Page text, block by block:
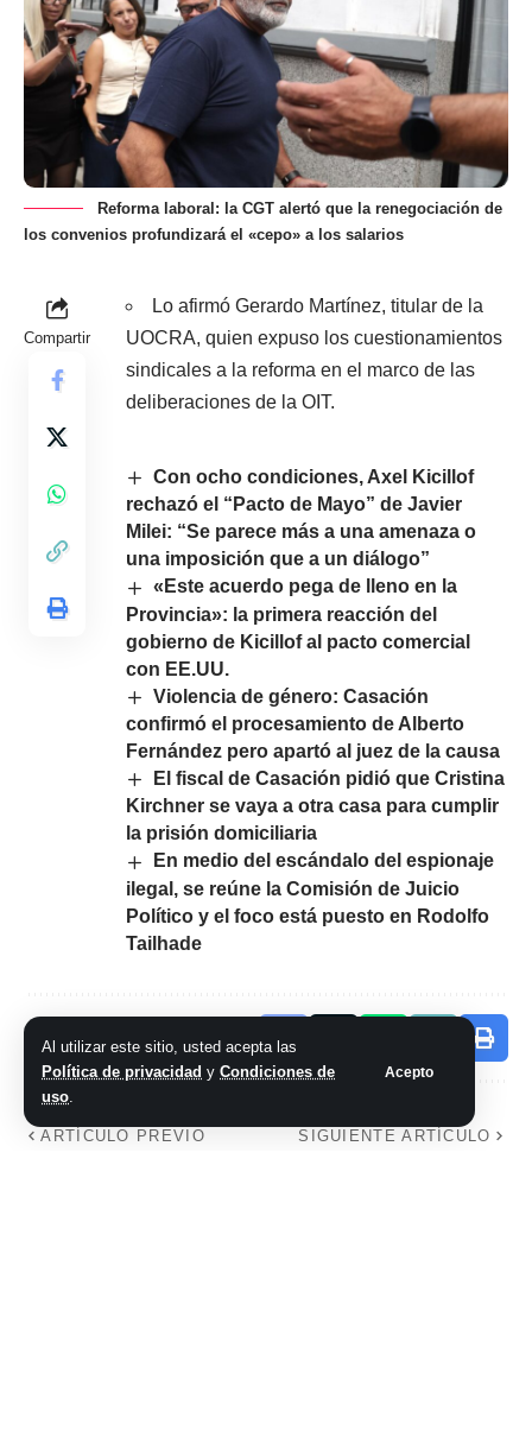
Al utilizar este sitio, usted acepta las
Política de privacidad y Condiciones de
uso.
Acepto
Reforma laboral: la CGT alertó que la renegociación de
los convenios profundizará el «cepo» a los salarios
Compartir
Lo afirmó Gerardo Martínez, titular de la
UOCRA, quien expuso los cuestionamientos
sindicales a la reforma en el marco de las
deliberaciones de la OIT.
Con ocho condiciones, Axel Kicillof
rechazó el “Pacto de Mayo” de Javier
Milei: “Se parece más a una amenaza o
una imposición que a un diálogo”
«Este acuerdo pega de lleno en la
Provincia»: la primera reacción del
gobierno de Kicillof al pacto comercial
con EE.UU.
Violencia de género: Casación
confirmó el procesamiento de Alberto
Fernández pero apartó al juez de la causa
El fiscal de Casación pidió que Cristina
Kirchner se vaya a otra casa para cumplir
la prisión domiciliaria
En medio del escándalo del espionaje
ilegal, se reúne la Comisión de Juicio
Político y el foco está puesto en Rodolfo
Tailhade
Comparte este artículo
ARTÍCULO PREVIO SIGUIENTE ARTÍCULO